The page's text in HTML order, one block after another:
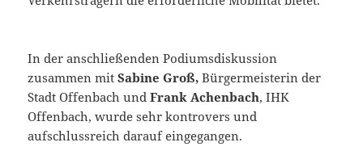
In der anschließenden Podiumsdiskussion
zusammen mitSabine Groß, Bürgermeisterin der
Stadt Offenbach undFrank Achenbach, IHK
Offenbach, wurde sehr kontrovers und
aufschlussreich darauf eingegangen.